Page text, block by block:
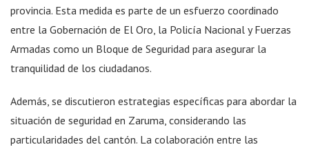
provincia. Esta medida es parte de un esfuerzo coordinado
entre la Gobernación de El Oro, la Policía Nacional y Fuerzas
Armadas como un Bloque de Seguridad para asegurar la
tranquilidad de los ciudadanos.
Además, se discutieron estrategias específicas para abordar la
situación de seguridad en Zaruma, considerando las
particularidades del cantón. La colaboración entre las